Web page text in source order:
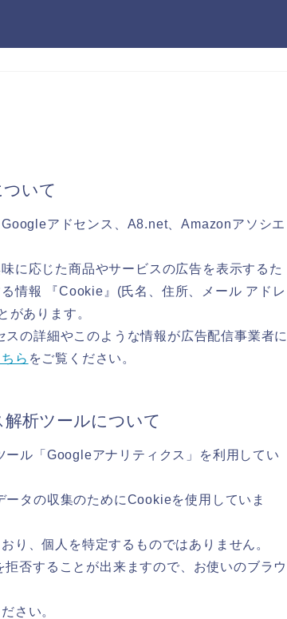
いて
アドセンス、A8.net、Amazonアソシエ
に応じた商品やサービスの広告を表示するた
情報 『Cookie』(氏名、住所、メール アドレ
があります。
の詳細やこのような情報が広告配信事業者に
ら をご覧ください。
析ツールについて
ル「Googleアナリティクス」を利用してい
タの収集のためにCookieを使用していま
り、個人を特定するものではありません。
否することが出来ますので、お使いのブラウ
さい。